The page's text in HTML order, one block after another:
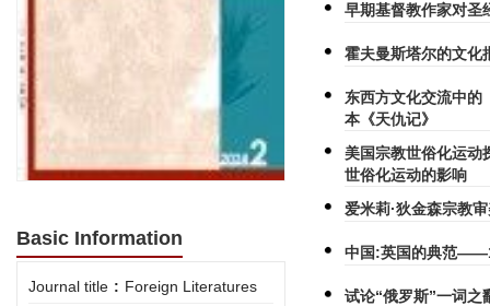
Basic Information
Journal title : Foreign Literatures
早期基督教作家对圣
霍夫曼斯塔尔的文化
东西方文化交流中
本《天仇记》
美国宗教世俗化运
世俗化运动的影响
爱米莉·狄金森宗教
中国:英国的典范
试论“俄罗斯”一词之